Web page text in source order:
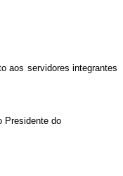
aos servidores integrantes
Presidente do